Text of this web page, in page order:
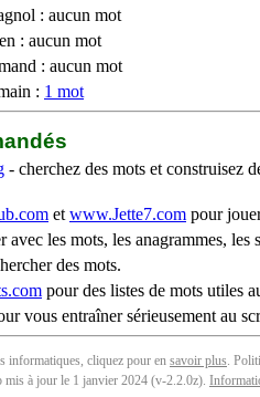
: aucun mot
: aucun mot
: aucun mot
: 1 mot
- cherchez des mots et construisez
et www.Jette7.com pour
avec les mots, les anagrammes, les
des mots.
pour des listes de mots utiles
vous entraîner sérieusement au
informatiques, cliquez pour en savoir plus.
à jour le 1 janvier 2024 (v-2.2.0z).